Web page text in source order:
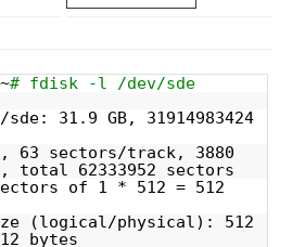
# fdisk -l /dev/sde
31.9 GB, 31914983424
63 sectors/track, 3880
total 62333952 sectors
of 1 * 512 = 512
(logical/physical): 512
bytes